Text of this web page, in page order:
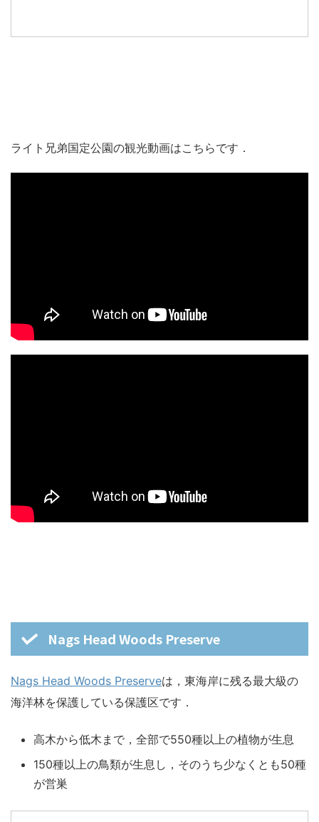
ライト兄弟国定公園の観光動画はこちらです．
Nags Head Woods Preserve
Nags Head Woods Preserveは，東海岸に残る最大級の
海洋林を保護している保護区です．
高木から低木まで，全部で550種以上の植物が生息
150種以上の鳥類が生息し，そのうち少なくとも50種
が営巣